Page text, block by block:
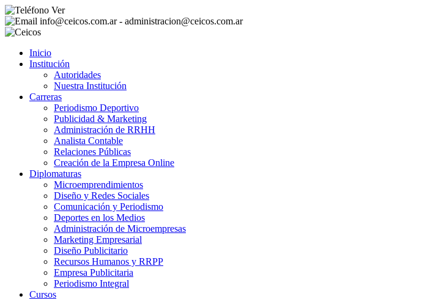
Ver
info@ceicos.com.ar - administracion@ceicos.com.ar
Inicio
Institución
Autoridades
Nuestra Institución
Carreras
Periodismo Deportivo
Publicidad & Marketing
Administración de RRHH
Analista Contable
Relaciones Públicas
Creación de la Empresa Online
Diplomaturas
Microemprendimientos
Diseño y Redes Sociales
Comunicación y Periodismo
Deportes en los Medios
Administración de Microempresas
Marketing Empresarial
Diseño Publicitario
Recursos Humanos y RRPP
Empresa Publicitaria
Periodismo Integral
Cursos